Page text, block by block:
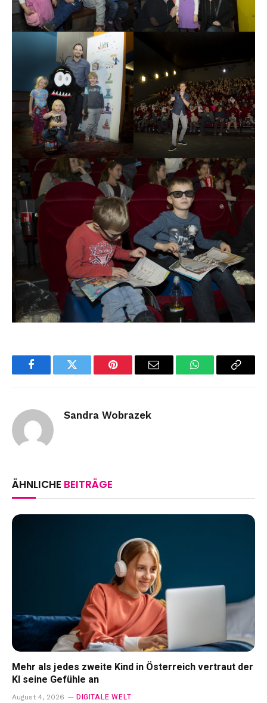
FacebookTwitter Pinterest Email WhatsAppCopy
Sandra Wobrazek
ÄHNLICHE BEITRÄGE
Mehr als jedes zweite Kind in Österreich vertraut der
KI seine Gefühle an
August 4, 2026 DIGITALE WELT